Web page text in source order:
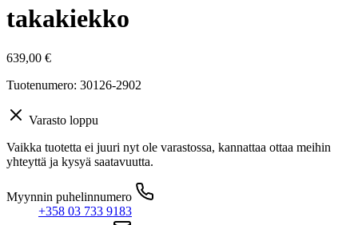
takakiekko
639,00 €
Tuotenumero: 30126-2902
Varasto loppu
Vaikka tuotetta ei juuri nyt ole varastossa, kannattaa ottaa meihin
yhteyttä ja kysyä saatavuutta.
Myynnin puhelinnumero
+358 03 733 9183